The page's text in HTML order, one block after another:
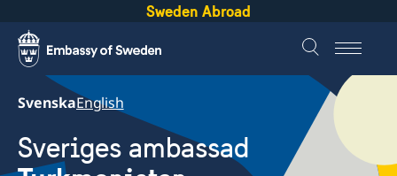
Sweden Abroad
SvenskaEnglish
Sveriges ambassad